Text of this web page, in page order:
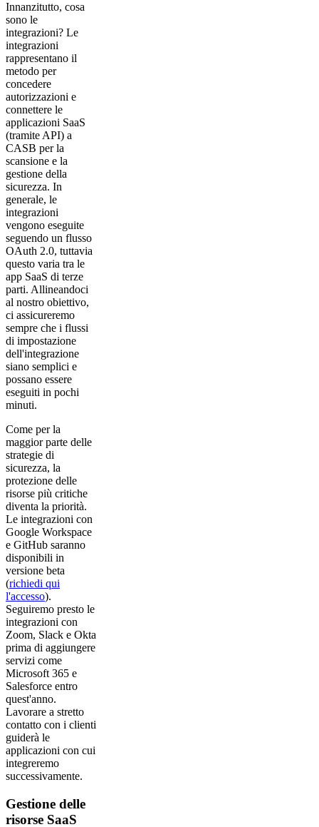
Innanzitutto, cosa
sono le
integrazioni? Le
integrazioni
rappresentano il
metodo per
concedere
autorizzazioni e
connettere le
applicazioni SaaS
(tramite API) a
CASB per la
scansione e la
gestione della
sicurezza. In
generale, le
integrazioni
vengono eseguite
seguendo un flusso
OAuth 2.0, tuttavia
questo varia tra le
app SaaS di terze
parti. Allineandoci
al nostro obiettivo,
ci assicureremo
sempre che i flussi
di impostazione
dell'integrazione
siano semplici e
possano essere
eseguiti in pochi
minuti.
Come per la
maggior parte delle
strategie di
sicurezza, la
protezione delle
risorse più critiche
diventa la priorità.
Le integrazioni con
Google Workspace
e GitHub saranno
disponibili in
versione beta
(richiedi qui
l'accesso).
Seguiremo presto le
integrazioni con
Zoom, Slack e Okta
prima di aggiungere
servizi come
Microsoft 365 e
Salesforce entro
quest'anno.
Lavorare a stretto
contatto con i clienti
guiderà le
applicazioni con cui
integreremo
successivamente.
Gestione delle
risorse SaaS